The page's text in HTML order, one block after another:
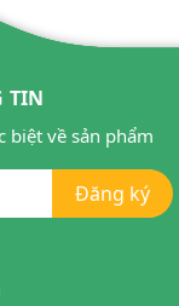
TIN
biệt về sản phẩm
Đăng ký